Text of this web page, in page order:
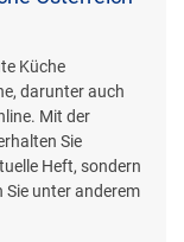
Küche
darunter auch
Mit der
Sie
Heft, sondern
unter anderem